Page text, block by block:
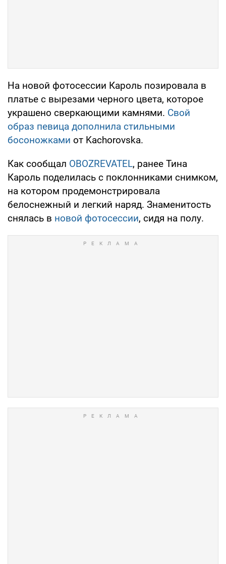
На новой фотосессии Кароль позировала в
платье с вырезами черного цвета, которое
украшено сверкающими камнями. Свой
образ певица дополнила стильными
босоножками от Kachorovska.
Как сообщал OBOZREVATEL, ранее Тина
Кароль поделилась с поклонниками снимком,
на котором продемонстрировала
белоснежный и легкий наряд. Знаменитость
снялась в новой фотосессии, сидя на полу.